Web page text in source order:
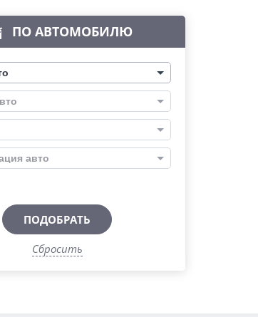
ПО АВТОМОБИЛЮ
авто
ПОДОБРАТЬ
Сбросить